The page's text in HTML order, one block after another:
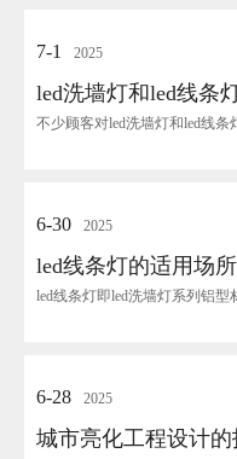
7-1 2025
led洗墙灯和led线条
6-30 2025
led线条灯的适用场
6-28 2025
城市亮化工程设计的